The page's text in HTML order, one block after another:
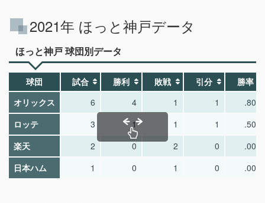
2021年 ほっと神戸データ
ほっと神戸 球団別データ
球団 試合 勝利 敗戦 引分
勝率
オリックス
6 4 1 1
.800
ロッテ
3 1 1 1
.500
楽天
2 0 2 0
.000
日本ハム
1 0 1 0 .000